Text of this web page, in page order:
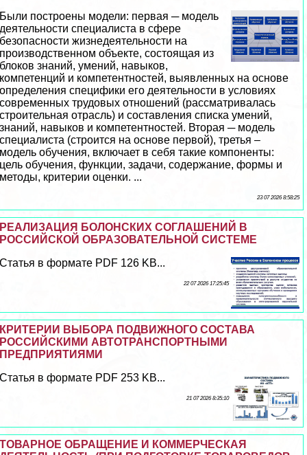
Были построены модели: первая ─ модель
деятельности специалиста в сфере
безопасности жизнедеятельности на
производственном объекте, состоящая из
блоков знаний, умений, навыков,
компетенций и компетентностей, выявленных на основе
определения специфики его деятельности в условиях
современных трудовых отношений (рассматривалась
строительная отрасль) и составления списка умений,
знаний, навыков и компетентностей. Вторая ─ модель
специалиста (строится на основе первой), третья –
модель обучения, включает в себя такие компоненты:
цель обучения, функции, задачи, содержание, формы и
методы, критерии оценки. ...
23 07 2026 8:58:25
РЕАЛИЗАЦИЯ БОЛОНСКИХ СОГЛАШЕНИЙ В
РОССИЙСКОЙ ОБРАЗОВАТЕЛЬНОЙ СИСТЕМЕ
Статья в формате PDF 126 KB...
22 07 2026 17:25:45
КРИТЕРИИ ВЫБОРА ПОДВИЖНОГО СОСТАВА
РОССИЙСКИМИ АВТОТРАНСПОРТНЫМИ
ПРЕДПРИЯТИЯМИ
Статья в формате PDF 253 KB...
21 07 2026 8:35:10
ТОВАРНОЕ ОБРАЩЕНИЕ И КОММЕРЧЕСКАЯ